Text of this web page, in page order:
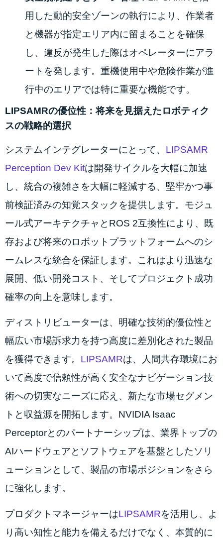
用した動的安全ゾーンの執行により、作業者
と機器が指定エリア内に留まることを確保
し、違反が発生した際はオペレーターにアラ
ートを発します。重機使用中や危険作業が進
行中のエリアでは特に重要な機能です。
LIPSAMRの優位性：将来を見据えたロボティク
スの戦略的選択
システムインテグレーターにとって、 LIPSAMR
Perception Dev Kitは開発サイクルを大幅に加速
し、統合の複雑さを大幅に軽減する、堅牢かつ事
前検証済みの知覚スタックを提供します。モジュ
ール式アーキテクチャとROS 2互換性により、既
存および将来のロボットプラットフォームへのシ
ームレスな統合を保証します。これはより迅速な
展開、低い開発コスト、そしてプロジェクト成功
確率の向上を意味します。
ディストリビューターは、明確な技術的優位性と
幅広い市場訴求力を持つ高度に差別化された製品
を獲得できます。 LIPSAMRは、人間共存環境にお
いて高度で信頼性が高く安全なナビゲーション技
術への切実なニーズに応え、新たな市場セグメン
トと収益源を開拓します。NVIDIA Isaac
Perceptorとのパートナーシップは、業界トップの
AIハードウェアとソフトウェアを基盤としたソリ
ューションとして、製品の市場ポジションをさら
に強化します。
プロダクトマネージャーはLIPSAMRを活用し、よ
り高い知性と能力を備えるだけでなく、本質的に